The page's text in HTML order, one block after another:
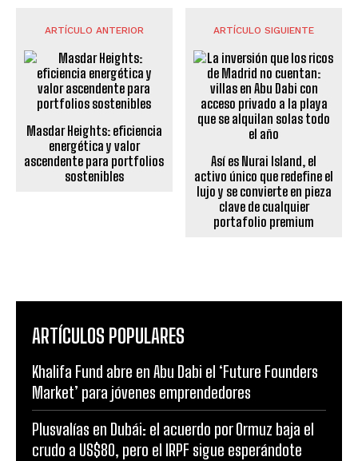
ARTÍCULO ANTERIOR
Masdar Heights: eficiencia
energética y valor
ascendente para portfolios
sostenibles
ARTÍCULO SIGUIENTE
Así es Nurai Island, el
activo único que redefine el
lujo y se convierte en pieza
clave de cualquier
portafolio premium
ARTÍCULOS POPULARES
Khalifa Fund abre en Abu Dabi el ‘Future Founders
Market’ para jóvenes emprendedores
Plusvalías en Dubái: el acuerdo por Ormuz baja el
crudo a US$80, pero el IRPF sigue esperándote